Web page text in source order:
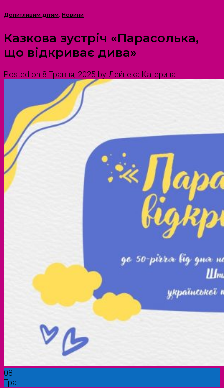
Допитливим дітям, Новини
Казкова зустріч «Парасолька,
що відкриває дива»
Posted on 8 Травня, 2025 by Дейнека Катерина
08
Тра